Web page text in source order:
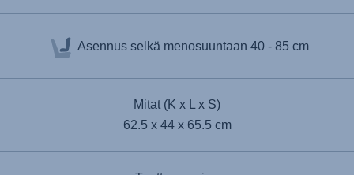
Asennus selkä menosuuntaan 40 - 85 cm
Mitat (K x L x S)
62.5 x 44 x 65.5 cm